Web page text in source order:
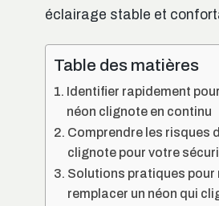
éclairage stable et
Table des matières
Identifier rapidement
néon clignote en continu
Comprendre les risques
clignote pour votre
Solutions pratiques pour
remplacer un néon qui